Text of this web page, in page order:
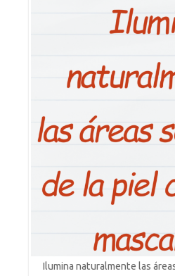
Ilumina naturalmente las